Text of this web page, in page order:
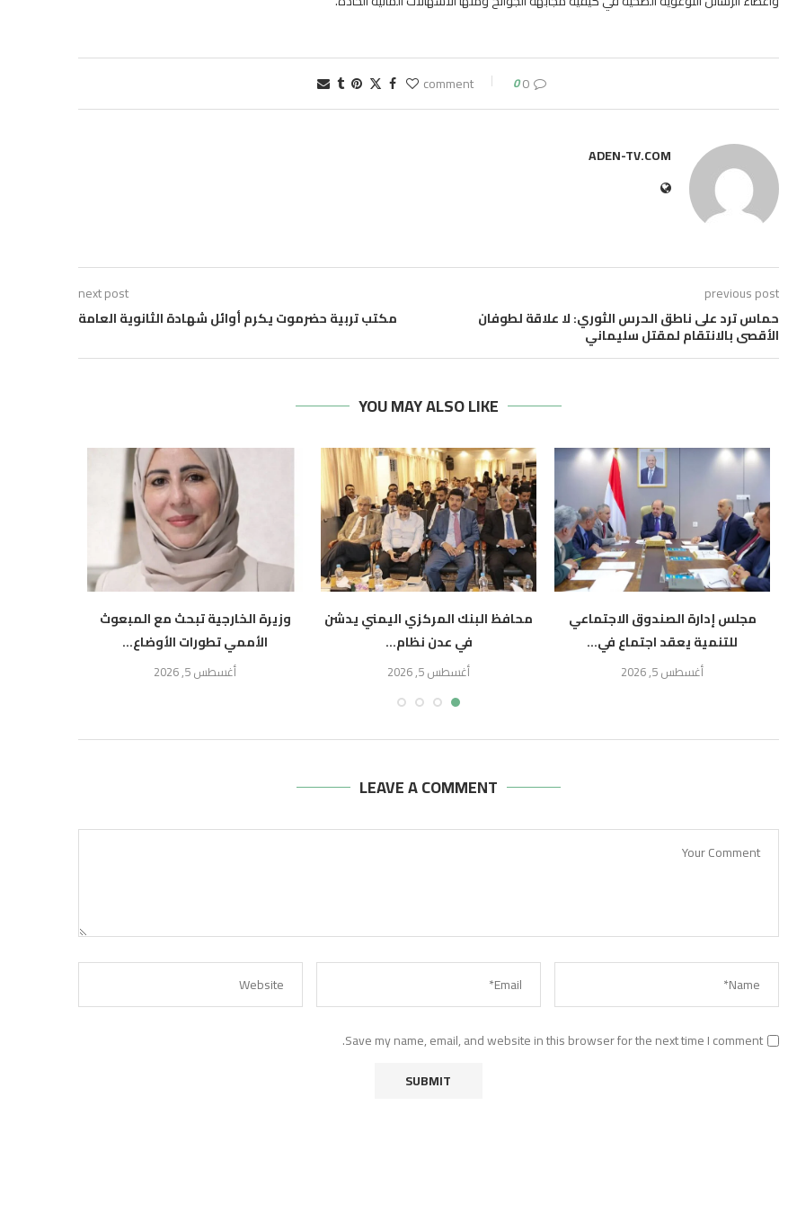
0 comment
0
ADEN-TV.COM
previous post
حماس ترد على ناطق الحرس الثوري: لا علاقة لطوفان
الأقصى بالانتقام لمقتل سليماني
next post
مكتب تربية حضرموت يكرم أوائل شهادة الثانوية العامة
YOU MAY ALSO LIKE
مجلس إدارة الصندوق الاجتماعي
للتنمية يعقد اجتماع في...
أغسطس 5, 2026
محافظ البنك المركزي اليمني يدشن
في عدن نظام...
أغسطس 5, 2026
وزيرة الخارجية تبحث مع المبعوث
الأممي تطورات الأوضاع...
أغسطس 5, 2026
LEAVE A COMMENT
Save my name, email, and website in this browser for the next time I comment.